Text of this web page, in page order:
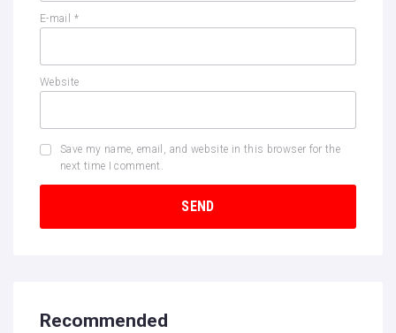
E-mail *
Website
Save my name, email, and website in this browser for the
next time I comment.
Recommended